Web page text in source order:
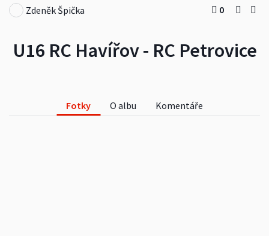
U16 RC Havířov - RC Petrovice
Zdeněk Špička 0
Fotky O albu Komentáře